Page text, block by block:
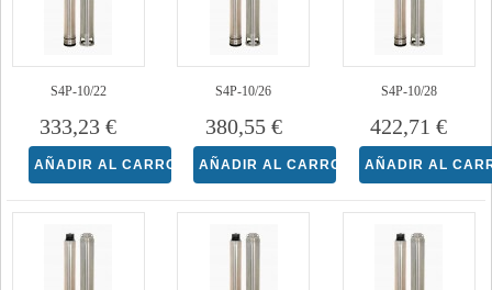
S4P-10/22
333,23 €
S4P-10/26
380,55 €
S4P-10/28
422,71 €